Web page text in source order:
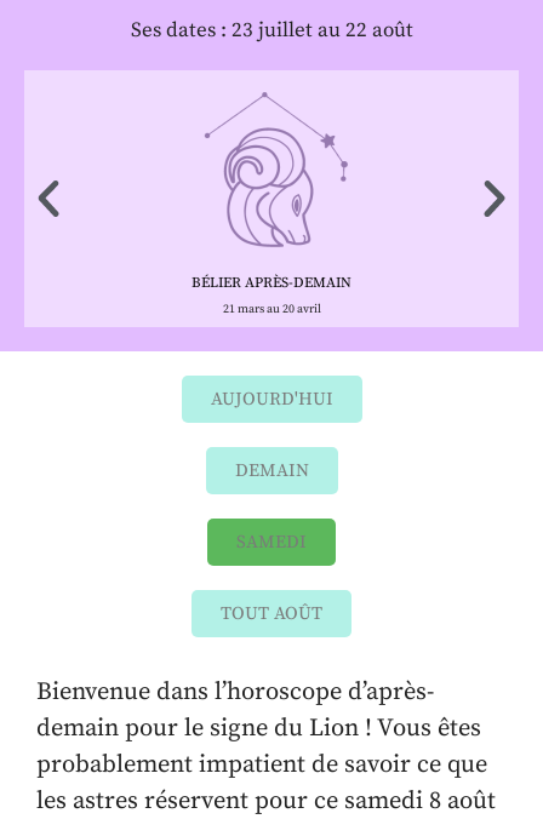
Ses dates : 23 juillet au 22 août
BÉLIER APRÈS-DEMAIN
21 mars au 20 avril
AUJOURD'HUI
DEMAIN
SAMEDI
TOUT AOÛT
Bienvenue dans l’horoscope d’après-
demain pour le signe du Lion ! Vous êtes
probablement impatient de savoir ce que
les astres réservent pour ce samedi 8 août